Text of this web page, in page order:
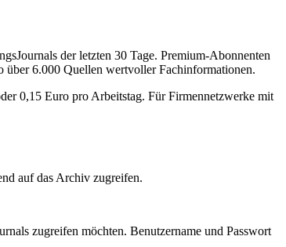
der letzten 30 Tage. Premium-Abonnenten
über 6.000 Quellen wertvoller Fachinformationen.
0,15 Euro pro Arbeitstag. Für Firmennetzwerke mit
auf das Archiv zugreifen.
zugreifen möchten. Benutzername und Passwort